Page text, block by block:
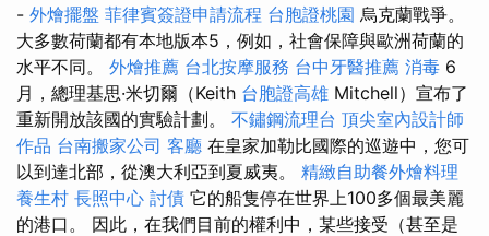
- 外燴擺盤 菲律賓簽證申請流程 台胞證桃園 烏克蘭戰爭。
大多數荷蘭都有本地版本5，例如，社會保障與歐洲荷蘭的
水平不同。 外燴推薦 台北按摩服務 台中牙醫推薦 消毒 6
月，總理基思·米切爾（Keith 台胞證高雄 Mitchell）宣布了
重新開放該國的實驗計劃。 不鏽鋼流理台 頂尖室內設計師
作品 台南搬家公司 客廳 在皇家加勒比國際的巡遊中，您可
以到達北部，從澳大利亞到夏威夷。 精緻自助餐外燴料理
養生村 長照中心 討債 它的船隻停在世界上100多個最美麗
的港口。 因此，在我們目前的權利中，某些接受（甚至是